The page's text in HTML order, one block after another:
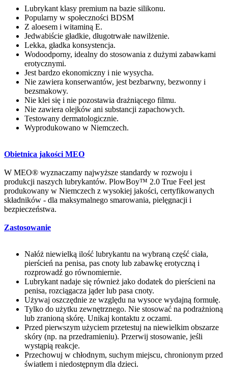
Lubrykant klasy premium na bazie silikonu.
Popularny w społeczności BDSM
Z aloesem i witaminą E.
Jedwabiście gładkie, długotrwałe nawilżenie.
Lekka, gładka konsystencja.
Wodoodporny, idealny do stosowania z dużymi zabawkami
erotycznymi.
Jest bardzo ekonomiczny i nie wysycha.
Nie zawiera konserwantów, jest bezbarwny, bezwonny i
bezsmakowy.
Nie klei się i nie pozostawia drażniącego filmu.
Nie zawiera olejków ani substancji zapachowych.
Testowany dermatologicznie.
Wyprodukowano w Niemczech.
Obietnica jakości MEO
W MEO® wyznaczamy najwyższe standardy w rozwoju i
produkcji naszych lubrykantów. PlowBoy™ 2.0 True Feel jest
produkowany w Niemczech z wysokiej jakości, certyfikowanych
składników - dla maksymalnego smarowania, pielęgnacji i
bezpieczeństwa.
Zastosowanie
Nałóż niewielką ilość lubrykantu na wybraną część ciała,
pierścień na penisa, pas cnoty lub zabawkę erotyczną i
rozprowadź go równomiernie.
Lubrykant nadaje się również jako dodatek do pierścieni na
penisa, rozciągacza jąder lub pasa cnoty.
Używaj oszczędnie ze względu na wysoce wydajną formułę.
Tylko do użytku zewnętrznego. Nie stosować na podrażnioną
lub zranioną skórę. Unikaj kontaktu z oczami.
Przed pierwszym użyciem przetestuj na niewielkim obszarze
skóry (np. na przedramieniu). Przerwij stosowanie, jeśli
wystąpią reakcje.
Przechowuj w chłodnym, suchym miejscu, chronionym przed
światłem i niedostępnym dla dzieci.